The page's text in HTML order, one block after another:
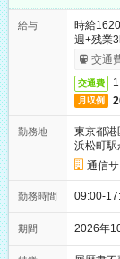
給与
時給
週+残業
交通
交通費
月収例
勤務地
東京都港
浜松町
通信
勤務時間 09:00-
期間 2026年